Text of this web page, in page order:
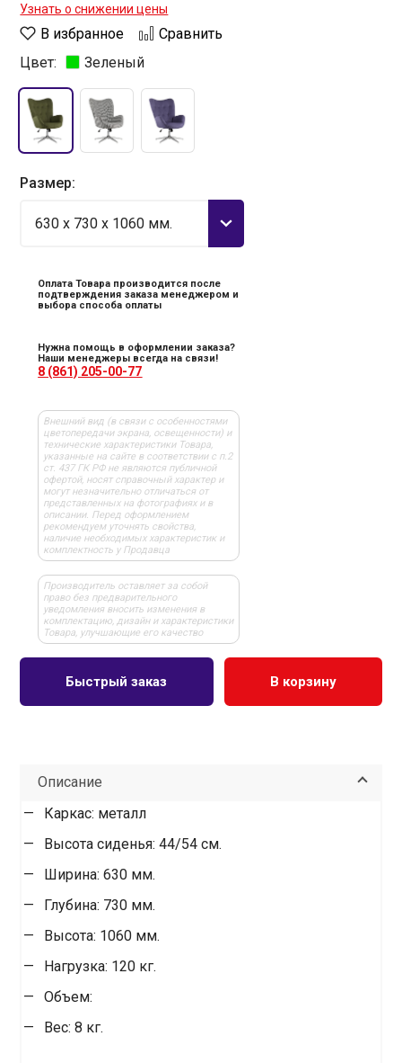
Узнать о снижении цены
В избранное
Сравнить
Цвет:
Зеленый
Размер:
630 x 730 x 1060 мм.
Оплата Товара производится после
подтверждения заказа менеджером и
выбора способа оплаты
Нужна помощь в оформлении заказа?
Наши менеджеры всегда на связи!
8 (861) 205-00-77
Внешний вид (в связи с особенностями
цветопередачи экрана, освещенности) и
технические характеристики Товара,
указанные на сайте в соответствии с п.2
ст. 437 ГК РФ не являются публичной
офертой, носят справочный характер и
могут незначительно отличаться от
представленных на фотографиях и в
описании. Перед оформлением
рекомендуем уточнять свойства,
наличие необходимых характеристик и
комплектность у Продавца
Производитель оставляет за собой
право без предварительного
уведомления вносить изменения в
комплектацию, дизайн и характеристики
Товара, улучшающие его качество
В корзину
Быстрый заказ
Описание
Каркас: металл
Высота сиденья: 44/54 cм.
Ширина: 630 мм.
Глубина: 730 мм.
Высота: 1060 мм.
Нагрузка: 120 кг.
Объем:
Вес: 8 кг.